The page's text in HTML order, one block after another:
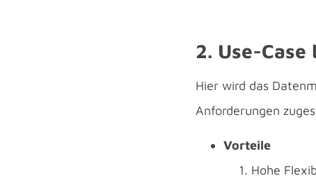
2. Use-
Hier wird das
Anforderungen
Vorteile
Hohe